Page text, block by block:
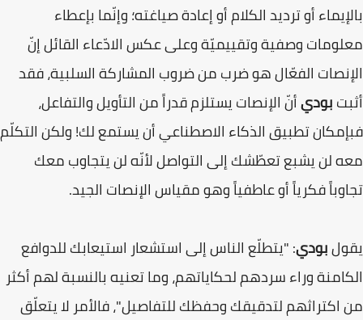
بالإيماء أو ترديد الكلام أو إعادة صياغته؛ وإنّما بإعطاء
معلومات وصفية وتقييميّة وعلى عكس الادّعاء القائل إنّ
الإنصات الفعّال هو ضرب من ضروب المشاركة السلبية، فقد
أثبتبوديأنّ الإنصات يستلزم قدراً من التأويل والتفاعل،
فبإمكان تطبيق الذكاء الاصطناعي أن يستمع لك! ولكن التكلّم
معه لن يشبع تعطّشك إلى التواصل لأنّه لن يتجاوب معك
تجاوباً فكرياً أو عاطفياً وهو مقياس الإنصات الجيد.
يقولبودي: "يتطلّع الناس إلى استشعار استيعابك للدوافع
الكامنة وراء سردهم لحكاياتهم، وما تعنيه بالنسبة لهم أكثر
من اكتراثهم لتدقيقك وحفظك للتفاصيل"، فالأمر لا يتعلّق